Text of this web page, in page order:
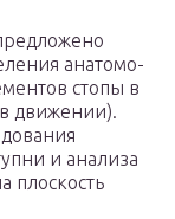
анатомо-
стопы в
движении).
и анализа
плоскость